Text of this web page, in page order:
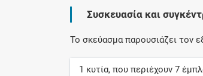
Συσκευασία και
Το σκεύασμα παρουσιάζει τον
1 κυτία, που περιέχουν7